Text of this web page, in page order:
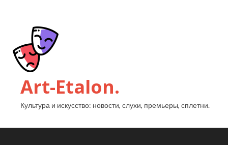
Art-Etalon.
Культура и искусство: новости, слухи, премьеры, сплетни.